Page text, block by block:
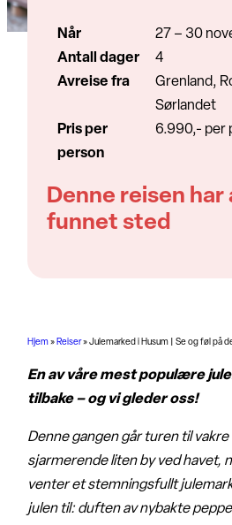
Hjem» Reiser»Julemarked i Husum | Se og føl på
En av våre mest populære
tilbake – og vi gleder oss!
Denne gangen går turen til
sjarmerende liten by ved havet,
venter et stemningsfullt
julen til: duften av nybakte
Når
27 – 30
Antall dager
4
Avreise fra
Grenland,
Sørlandet
Pris per
person
6.990,- per
Denne reisen har
funnet sted